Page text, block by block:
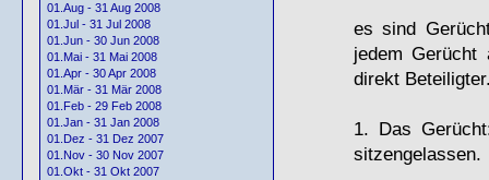
01.Aug - 31 Aug 2008
01.Jul - 31 Jul 2008
01.Jun - 30 Jun 2008
01.Mai - 31 Mai 2008
01.Apr - 30 Apr 2008
01.Mär - 31 Mär 2008
01.Feb - 29 Feb 2008
01.Jan - 31 Jan 2008
01.Dez - 31 Dez 2007
01.Nov - 30 Nov 2007
01.Okt - 31 Okt 2007
es sind
jedem Gerücht
direkt
1. Das
sitzengelassen.